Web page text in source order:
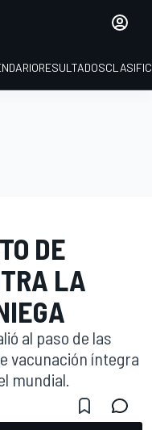
RESULTADOS
DE
LA
al paso de las
vacunación íntegra
mundial.